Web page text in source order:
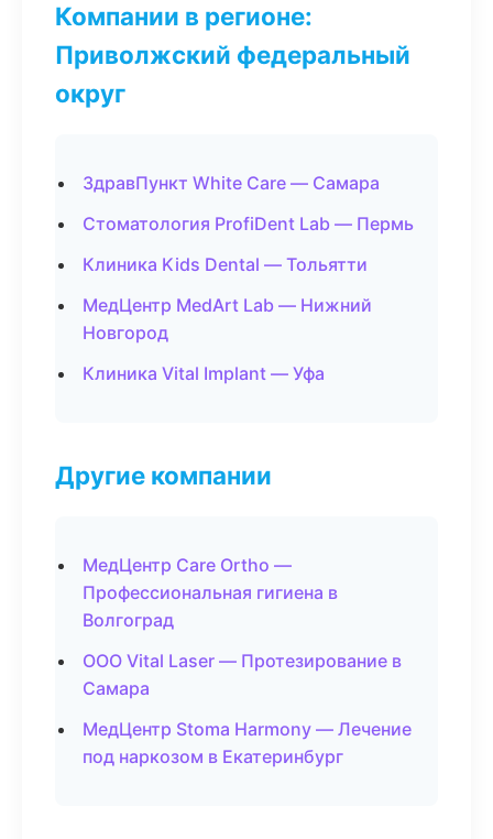
Компании в регионе:
Приволжский федеральный
округ
ЗдравПункт White Care — Самара
Стоматология ProfiDent Lab — Пермь
Клиника Kids Dental — Тольятти
МедЦентр MedArt Lab — Нижний
Новгород
Клиника Vital Implant — Уфа
Другие компании
МедЦентр Care Ortho —
Профессиональная гигиена в
Волгоград
ООО Vital Laser — Протезирование в
Самара
МедЦентр Stoma Harmony — Лечение
под наркозом в Екатеринбург